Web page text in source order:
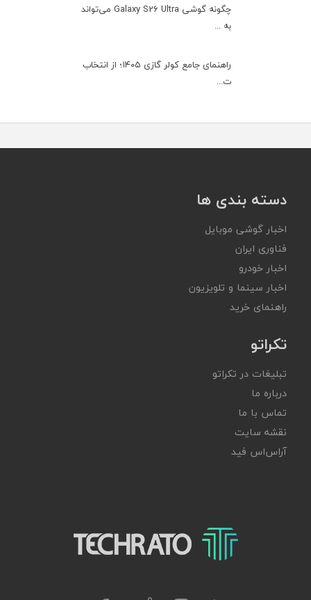
چگونه گوشی Galaxy S26 Ultra می‌تواند
به ...
راهنمای جامع کولر گازی ۱۴۰۵؛ از انتخاب
ت...
دسته بندی ها
اخبار گوشی موبایل
فناوری ایران
اخبار خودرو
اخبار سینما و تلویزیون
راهنمای خرید
تکراتو
تبلیغات در تکراتو
درباره ما
تماس با ما
نقشه سایت
آر‌اس‌اس فید
تکراتو – زندگی با تکنولوژی